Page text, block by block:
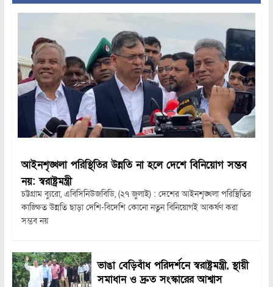
আইনশৃঙ্খলা পরিস্থিতির উন্নতি না হলে দেশে বিনিয়োগ সম্ভব
নয়: স্বরাষ্ট্রমন্ত্রী
চট্টগ্রাম ব্যুরো, এবিসিনিউজবিডি, (২৭ জুলাই) : দেশের আইনশৃঙ্খলা পরিস্থিতির
কাঙ্ক্ষিত উন্নতি ছাড়া দেশি-বিদেশি কোনো নতুন বিনিয়োগই আকর্ষণ করা
সম্ভব নয়
ভাঙা বেড়িবাঁধ পরিদর্শনে স্বরাষ্ট্রমন্ত্রী, স্থায়ী
সমাধান ও দ্রুত সংস্কারের আশ্বাস